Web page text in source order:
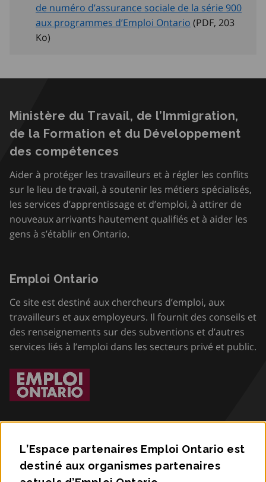
L’Espace partenaires Emploi Ontario est
destiné aux organismes partenaires
de numéro d’assurance sociale de la série 900
aux programmes d’Emploi Ontario (PDF, 203
Ko)
Ministère du Travail, de l’Immigration,
de la Formation et du Développement
des compétences
Aider à protéger les travailleurs et à régler les conflits
sur le lieu de travail, à soutenir les métiers spécialisés,
les services d’apprentissage et d’emploi, à attirer de
nouveaux arrivants hautement qualifiés et à aider les
gens à s’établir en Ontario.
Emploi Ontario
Ce site est destiné aux chercheurs d’emploi, aux
travailleurs et aux employeurs. Il fournit des conseils et
des renseignements sur des subventions et d’autres
services liés à l’emploi dans les secteurs privé et public.
Accessibilité